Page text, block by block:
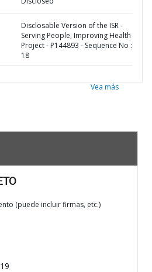
Disclosable Version of the ISR -
Serving People, Improving Health
Project - P144893 - Sequence No :
18
Vea más
(puede incluir firmas, etc.)